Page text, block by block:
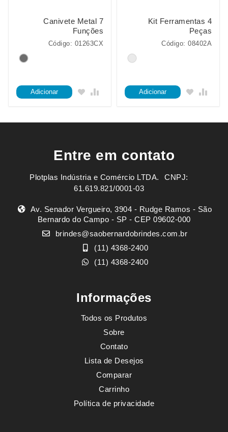
Canivete Metal 7
Funções
Código: 01263CX
Adicionar
Kit Ferramentas 4
Peças
Código: 08402A
Adicionar
Entre em contato
Plotplas Indústria e Comércio LTDA. ㅤㅤㅤ CNPJ:
61.619.821/0001-03
Av. Senador Vergueiro, 3904 - Rudge Ramos - São
Bernardo do Campo - SP - CEP 09602-000
brindes@saobernardobrindes.com.br
(11) 4368-2400
(11) 4368-2400
Informações
Todos os Produtos
Sobre
Contato
Lista de Desejos
Comparar
Carrinho
Política de privacidade